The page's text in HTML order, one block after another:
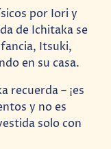
por Iori y
de Ichitaka se
Itsuki,
en su casa.
recuerda – ¡es
y no es
solo con